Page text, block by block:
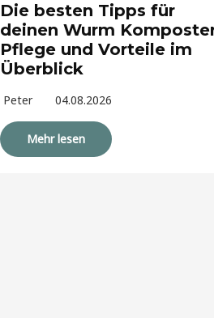
Die besten Tipps für
deinen Wurm
Pflege und Vorteile im
Überblick
Peter 04.08.2026
Mehr lesen